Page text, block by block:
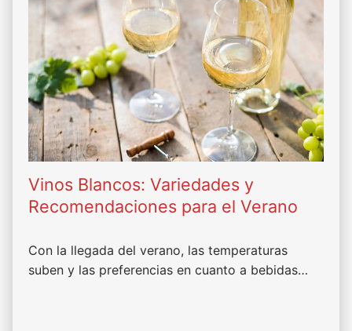
Vinos Blancos: Variedades y
Recomendaciones para el Verano
Con la llegada del verano, las temperaturas
suben y las preferencias en cuanto a bebidas…